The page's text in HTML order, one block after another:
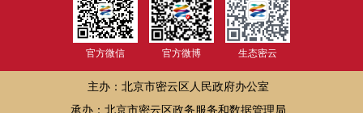
官方微信 官方微博 生态密云
主办：北京市密云区人民政府办公室
承办：北京市密云区政务服务和数据管理局